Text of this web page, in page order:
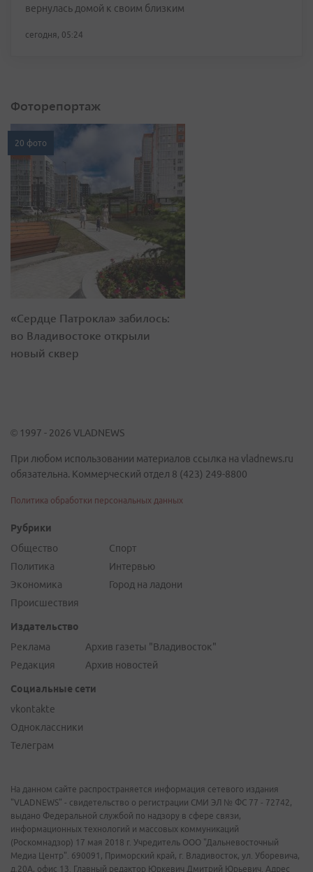
вернулась домой к своим близким
сегодня, 05:24
Фоторепортаж
20 фото
«Сердце Патрокла» забилось:
во Владивостоке открыли
новый сквер
© 1997 - 2026 VLADNEWS
При любом использовании материалов ссылка на vladnews.ru
обязательна. Коммерческий отдел 8 (423) 249-8800
Политика обработки персональных данных
Рубрики
Общество
Политика
Экономика
Происшествия
Спорт
Интервью
Город на ладони
Издательство
Реклама
Редакция
Архив газеты "Владивосток"
Архив новостей
Социальные сети
vkontakte
Одноклассники
Телеграм
На данном сайте распространяется информация сетевого издания
"VLADNEWS" - свидетельство о регистрации СМИ ЭЛ № ФС 77 - 72742,
выдано Федеральной службой по надзору в сфере связи,
информационных технологий и массовых коммуникаций
(Роскомнадзор) 17 мая 2018 г. Учредитель ООО "Дальневосточный
Медиа Центр". 690091, Приморский край, г. Владивосток, ул. Уборевича,
д.20А, офис 13. Главный редактор Юркевич Дмитрий Юрьевич. Адрес